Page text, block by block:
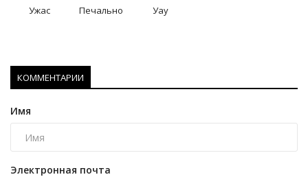
Ужас Печально Уау
КОММЕНТАРИИ
Имя
Электронная почта